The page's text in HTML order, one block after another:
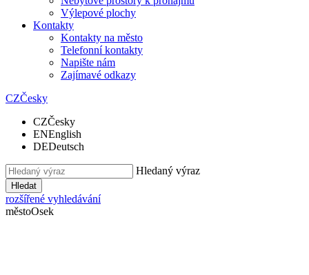
Výlepové plochy
Kontakty
Kontakty na město
Telefonní kontakty
Napište nám
Zajímavé odkazy
CZČesky
CZČesky
ENEnglish
DEDeutsch
Hledaný výraz
Hledat
rozšířené vyhledávání
městoOsek